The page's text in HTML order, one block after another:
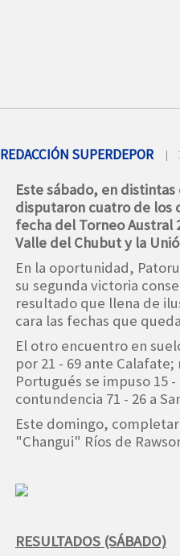
REDACCIÓN SUPERDEPOR |
Este sábado, en
disputaron cuatro de los
fecha del Torneo Austral
Valle del Chubut y la
En la oportunidad,
su segunda victoria
resultado que llena de
cara las fechas que
El otro encuentro en
por 21 - 69 ante
Portugués se impuso 15
contundencia 71 - 26 a
Este domingo,
"Changui" Ríos de
RESULTADOS (SÁBADO)